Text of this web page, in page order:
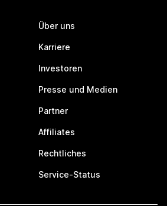
Über uns
Karriere
Investoren
Presse und Medien
Partner
Affiliates
Rechtliches
Service-Status